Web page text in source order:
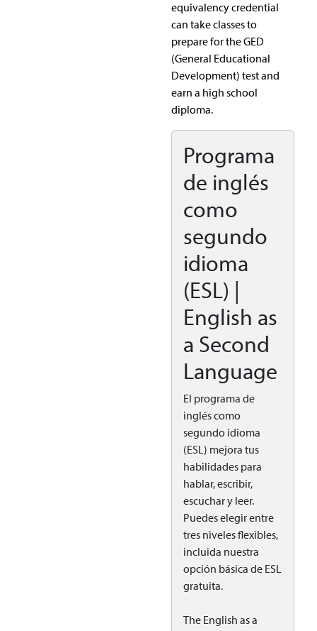
equivalency credential
can take classes to
prepare for the GED
(General Educational
Development) test and
earn a high school
diploma.
Programa
de inglés
como
segundo
idioma
(ESL) |
English as
a Second
Language
El programa de
inglés como
segundo idioma
(ESL) mejora tus
habilidades para
hablar, escribir,
escuchar y leer.
Puedes elegir entre
tres niveles flexibles,
incluida nuestra
opción básica de ESL
gratuita.
The English as a